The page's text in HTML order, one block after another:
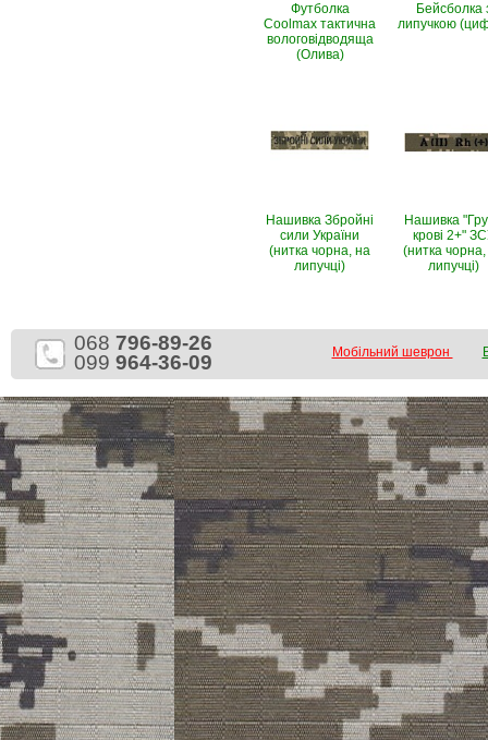
Футболка
Coolmax тактична
вологовiдводяща
(Олива)
Бейсболка
липучкою
Нашивка Збройні
сили України
(нитка чорна, на
липучці)
Нашивка
крові 2+"
(нитка
липучці)
068 796-89-26
099 964-36-09 Мобільний шеврон